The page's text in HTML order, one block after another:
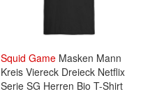
Squid Game Masken Mann
Kreis Viereck Dreieck Netflix
Serie SG Herren Bio T-Shirt